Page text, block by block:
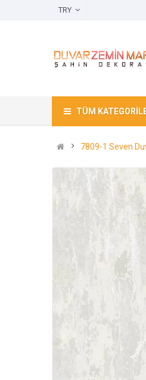
TÜM
7809-1 Seven